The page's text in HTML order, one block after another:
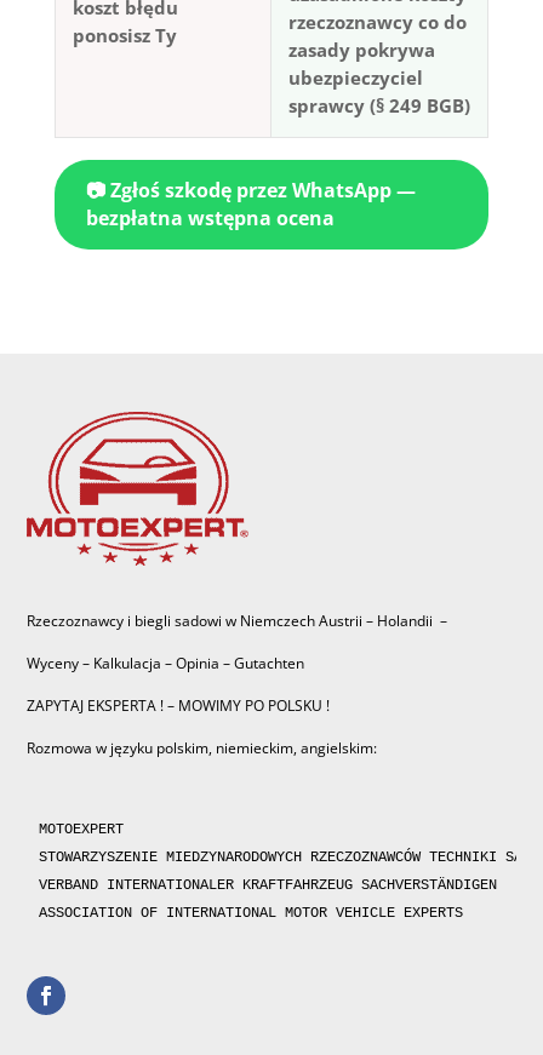
koszt błędu
ponosisz Ty
rzeczoznawcy co do
zasady pokrywa
ubezpieczyciel
sprawcy (§ 249 BGB)
📷 Zgłoś szkodę przez WhatsApp —
bezpłatna wstępna ocena
Rzeczoznawcy i biegli sadowi w Niemczech Austrii – Holandii –
Wyceny – Kalkulacja – Opinia – Gutachten
ZAPYTAJ EKSPERTA ! – MOWIMY PO POLSKU !
Rozmowa w języku polskim, niemieckim, angielskim:
MOTOEXPERT
STOWARZYSZENIE MIEDZYNARODOWYCH RZECZOZNAWCÓW TECHNIKI
VERBAND INTERNATIONALER KRAFTFAHRZEUG SACHVERSTÄNDIGEN
ASSOCIATION OF INTERNATIONAL MOTOR VEHICLE EXPERTS